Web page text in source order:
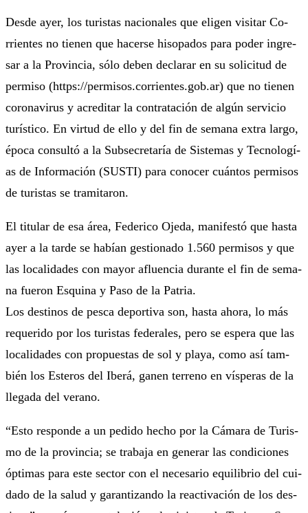
Des­de ayer, los tu­ris­tas na­cio­na­les que eli­gen vi­si­tar Co­
rrien­tes no tie­nen que ha­cer­se hi­so­pa­dos pa­ra po­der in­gre­
sar a la Pro­vin­cia, só­lo de­ben de­cla­rar en su so­li­ci­tud de
per­mi­so (https://per­mi­sos.co­rrien­tes.gob.ar) que no tie­nen
co­ro­na­vi­rus y acre­di­tar la con­tra­ta­ción de al­gún ser­vi­cio
tu­rís­ti­co. En vir­tud de ello y del fin de se­ma­na ex­tra lar­go,
épo­ca con­sul­tó a la Sub­se­cre­ta­ría de Sis­te­mas y Tec­no­lo­gí­
as de In­for­ma­ción (SUS­TI) pa­ra co­no­cer cuán­tos per­mi­sos
de tu­ris­tas se tra­mi­ta­ron.
El ti­tu­lar de esa áre­a, Fe­de­ri­co Oje­da, ma­ni­fes­tó que has­ta
ayer a la tar­de se ha­bí­an ges­tio­na­do 1.560 per­mi­sos y que
las lo­ca­li­da­des con ma­yor afluen­cia du­ran­te el fin de se­ma­
na fue­ron Es­qui­na y Pa­so de la Pa­tria.
Los des­ti­nos de pes­ca de­por­ti­va son, has­ta aho­ra, lo más
re­que­ri­do por los tu­ris­tas fe­de­ra­les, pe­ro se es­pe­ra que las
lo­ca­li­da­des con pro­pues­tas de sol y pla­ya, co­mo así tam­
bién los Es­te­ros del Ibe­rá, ga­nen te­rre­no en vís­pe­ras de la
lle­ga­da del ve­ra­no.
“Es­to res­pon­de a un pe­di­do he­cho por la Cá­ma­ra de Tu­ris­
mo de la pro­vin­cia; se tra­ba­ja en ge­ne­rar las con­di­cio­nes
óp­ti­mas pa­ra es­te sec­tor con el ne­ce­sa­rio equi­li­brio del cui­
da­do de la sa­lud y ga­ran­ti­zan­do la re­ac­ti­va­ción de los des­